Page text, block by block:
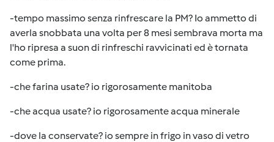
-tempo massimo senza rinfrescare la PM? Io ammetto di
averla snobbata una volta per 8 mesi sembrava morta ma
l'ho ripresa a suon di rinfreschi ravvicinati ed è tornata
come prima.
-che farina usate? io rigorosamente manitoba
-che acqua usate? io rigorosamente acqua minerale
-dove la conservate? io sempre in frigo in vaso di vetro